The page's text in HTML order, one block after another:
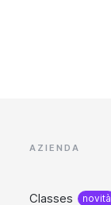
AZIENDA
Classes novità